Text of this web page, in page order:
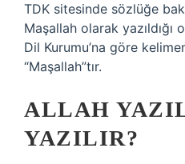
TDK sitesinde sözlüğe
Maşallah olarak yazıldığı
Dil Kurumu’na göre
“Maşallah”tır.
ALLAH
YAZILIR?